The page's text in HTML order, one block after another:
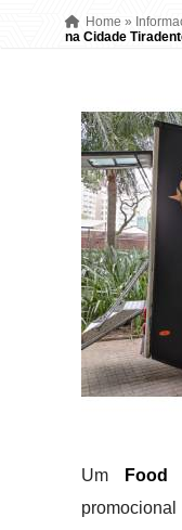
Home »
na Cidade
Um
Food